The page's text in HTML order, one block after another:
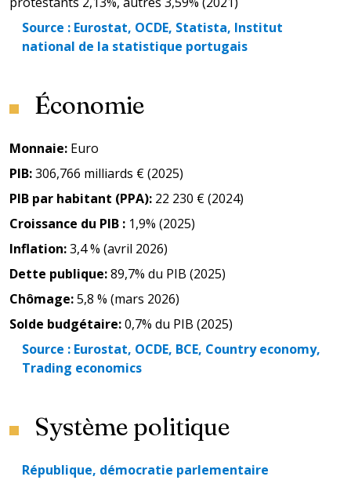
Source : Eurostat, OCDE, Statista, Institut
national de la statistique portugais
Économie
Monnaie: Euro
PIB:306,766 milliards € (2025)
PIB par habitant (PPA): 22 230 € (2024)
Croissance du PIB : 1,9% (2025)
Inflation:3,4 % (avril 2026)
Dette publique:89,7% du PIB (2025)
Chômage:5,8 % (mars 2026)
Solde budgétaire:0,7% du PIB (2025)
Source : Eurostat, OCDE, BCE, Country economy,
Trading economics
Système politique
République, démocratie parlementaire